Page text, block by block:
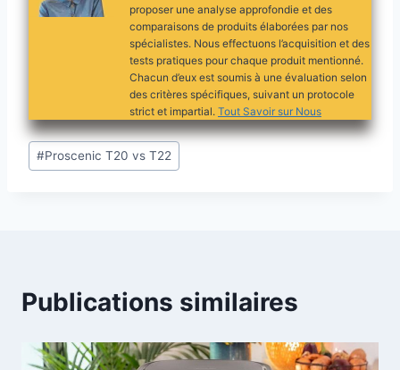
proposer une analyse approfondie et des
comparaisons de produits élaborées par nos
spécialistes. Nous effectuons l’acquisition et des
tests pratiques pour chaque produit mentionné.
Chacun d’eux est soumis à une évaluation selon
des critères spécifiques, suivant un protocole
strict et impartial. Tout Savoir sur Nous
Étiquettes
de
#Proscenic T20 vs T22
Publications similaires